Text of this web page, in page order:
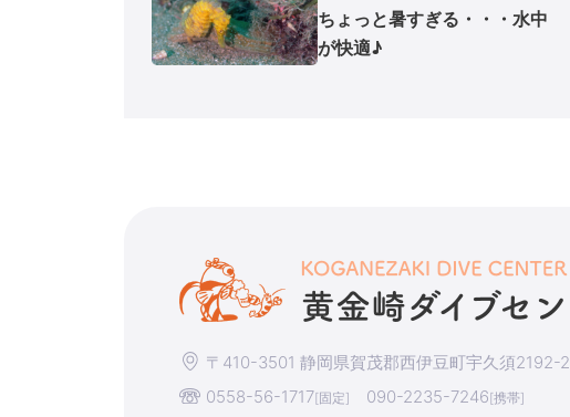
ちょっと暑すぎる・・・水中
が快適♪
〒410-3501 静岡県賀茂郡西伊豆町宇久須2192-2
0558-56-1717[固定] 090-2235-7246[携帯]